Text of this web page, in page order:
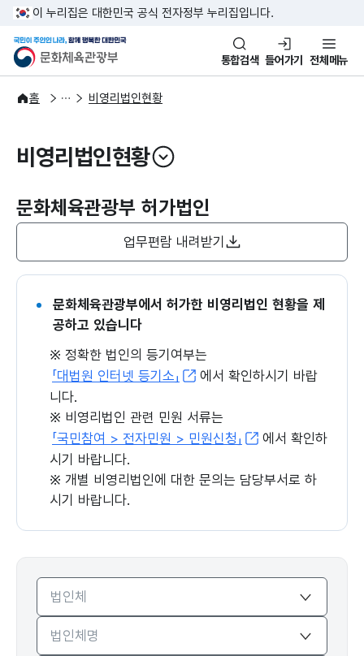
본문 바로가기
주메뉴 바로가기
이 누리집은 대한민국 공식 전자정부 누리집입니다.
문화체육관광부
국민이 주인인 나라, 함께 행복
통합검색 들어가기 전체메뉴
홈
자료공간
현황자료 비영리법인현황
비영리법인현황
열기
문화체육관광부 허가법인
업무편람 내려받기
문화체육관광부에서 허가한 비영리법인 현황을 제
공하고 있습니다
※ 정확한 법인의 등기여부는
「대법원 인터넷 등기소」
에서 확인하시기 바랍
니다.
※ 비영리법인 관련 민원 서류는
「국민참여 > 전자민원 > 민원신청」
에서 확인하
시기 바랍니다.
※ 개별 비영리법인에 대한 문의는 담당부서로 하
시기 바랍니다.